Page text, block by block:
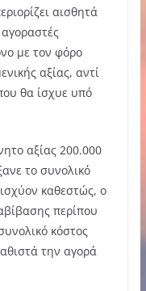
αισθητά
με τον φόρο
αξίας, αντί
θα ίσχυε υπό
αξίας 200.000
το συνολικό
καθεστώς, ο
περίπου
κόστος
την αγορά